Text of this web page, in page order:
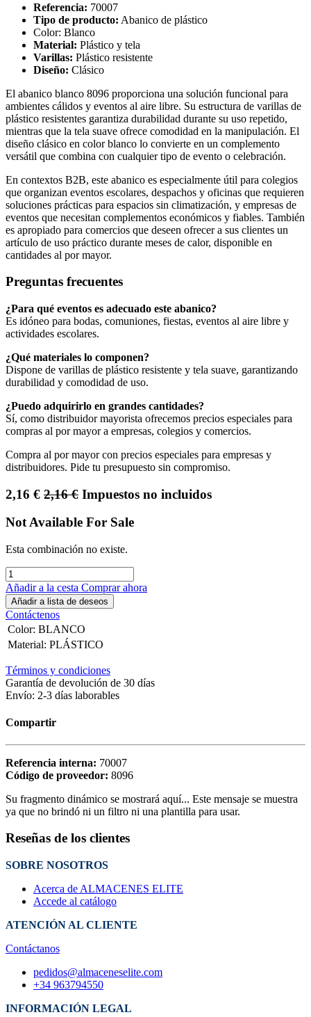
Referencia: 70007
Tipo de producto: Abanico de plástico
Color: Blanco
Material: Plástico y tela
Varillas: Plástico resistente
Diseño: Clásico
El abanico blanco 8096 proporciona una solución funcional para
ambientes cálidos y eventos al aire libre. Su estructura de varillas de
plástico resistentes garantiza durabilidad durante su uso repetido,
mientras que la tela suave ofrece comodidad en la manipulación. El
diseño clásico en color blanco lo convierte en un complemento
versátil que combina con cualquier tipo de evento o celebración.
En contextos B2B, este abanico es especialmente útil para colegios
que organizan eventos escolares, despachos y oficinas que requieren
soluciones prácticas para espacios sin climatización, y empresas de
eventos que necesitan complementos económicos y fiables. También
es apropiado para comercios que deseen ofrecer a sus clientes un
artículo de uso práctico durante meses de calor, disponible en
cantidades al por mayor.
Preguntas frecuentes
¿Para qué eventos es adecuado este abanico?
Es idóneo para bodas, comuniones, fiestas, eventos al aire libre y
actividades escolares.
¿Qué materiales lo componen?
Dispone de varillas de plástico resistente y tela suave, garantizando
durabilidad y comodidad de uso.
¿Puedo adquirirlo en grandes cantidades?
Sí, como distribuidor mayorista ofrecemos precios especiales para
compras al por mayor a empresas, colegios y comercios.
Compra al por mayor con precios especiales para empresas y
distribuidores. Pide tu presupuesto sin compromiso.
2,16 € 2,16€ Impuestos no incluidos
Not Available For Sale
Esta combinación no existe.
Añadir a la cesta Comprar ahora
Añadir a lista de deseos
Contáctenos
Color: BLANCO
Material: PLÁSTICO
Términos y condiciones
Garantía de devolución de 30 días
Envío: 2-3 días laborables
Compartir
Referencia interna: 70007
Código de proveedor: 8096
Su fragmento dinámico se mostrará aquí... Este mensaje se muestra
ya que no brindó ni un filtro ni una plantilla para usar.
Reseñas de los clientes
SOBRE NOSOTROS
Acerca de ALMACENES ELITE
Accede al catálogo
ATENCIÓN AL CLIENTE
Contáctanos
pedidos@almaceneselite.com
+34 963794550
INFORMACIÓN LEGAL